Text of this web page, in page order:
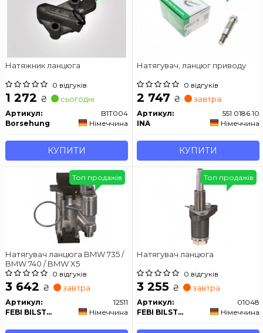
Натяжник ланцюга
0 відгуків
1 272 ₴ сьогодні
Артикул:
B1T004
Borsehung
Німеччина
КУПИТИ
Натягувач, ланцюг приводу
0 відгуків
2 747 ₴ завтра
Артикул:
551 0186 10
INA
Німеччина
КУПИТИ
Натягувач ланцюга BMW 735 /
BMW 740 / BMW X5
0 відгуків
3 642 ₴ завтра
Артикул:
12511
FEBI BILSTEIN
Німеччина
Топ продажів
Натягувач ланцюга
0 відгуків
3 255 ₴ завтра
Артикул:
01048
FEBI BILSTEIN
Німеччина
Топ продажів